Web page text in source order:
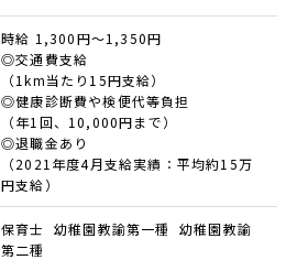
時給 1,300円～1,350円
◎交通費支給
（1km当たり15円支給）
◎健康診断費や検便代等負担
（年1回、10,000円まで）
◎退職金あり
（2021年度4月支給実績：平均約15万
円支給）
保育士 幼稚園教諭第一種 幼稚園教諭
第二種